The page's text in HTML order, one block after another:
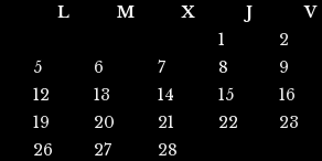
L
M X J V
1
2
5
6 7 8 9
12
13 14 15 16
19
20 21 22 23
26
27 28